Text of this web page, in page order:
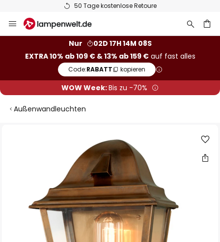
50 Tage kostenlose Retoure
Inhalt
Nur
02D 17H 14M 08S
EXTRA 10% ab 109 € & 13% ab 159 €auf fast alles
Code:RABATT kopieren
WOW Week:Bis zu -70%
Außenwandleuchten